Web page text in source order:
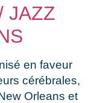
JAZZ
en faveur
cérébrales,
Orleans et